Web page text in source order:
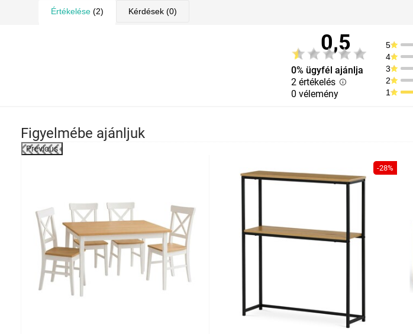
Értékelése (2) Kérdések (0)
0,5
0% ügyfél ajánlja
2 értékelés
0 vélemény
5
4
3
2
1
Figyelmébe ajánljuk
Previous
-28%